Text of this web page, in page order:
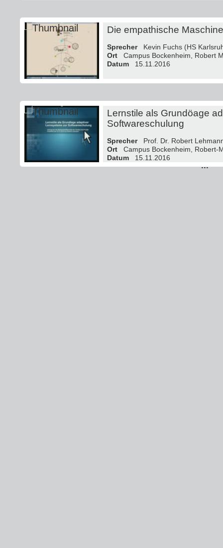
Die empathische Maschine
SprecherKevin Fuchs (HS
Ort Campus Bockenheim, Robert
Datum 15.11.2016
Lernstile als Grundöage
Softwareschulung
SprecherProf. Dr. Robert
Ort Campus Bockenheim, Robert-
Datum 15.11.2016
...